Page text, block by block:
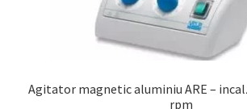
Agitator magnetic aluminiu ARE –
rpm